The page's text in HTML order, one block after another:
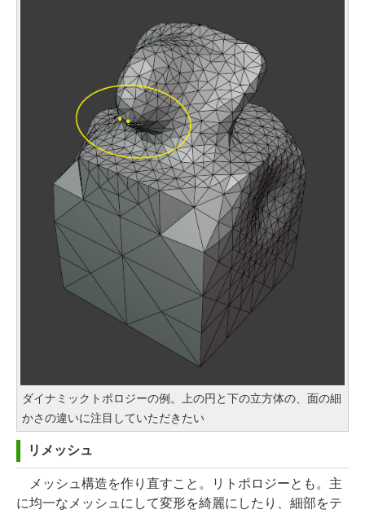
ダイナミックトポロジーの例。上の円と下の立方体の、面の細
かさの違いに注目していただきたい
リメッシュ
メッシュ構造を作り直すこと。リトポロジーとも。主
に均一なメッシュにして変形を綺麗にしたり、細部をテ